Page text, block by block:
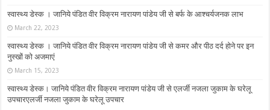
स्वास्थ्य डेस्क । जानिये पंडित वीर विक्रम नारायण पांडेय जी से बर्फ के आश्चर्यजनक लाभ
March 22, 2023
स्वास्थ्य डेस्क । जानिये पंडित वीर विक्रम नारायण पांडेय जी से कमर और पीठ दर्द होने पर इन
नुस्‍खों को अजमाएं
March 15, 2023
स्वास्थ्य डेस्क। जानिये पंडित वीर विक्रम नारायण पांडेय जी से एलर्जी नजला जुकाम के घरेलू
उपचारएलर्जी नजला जुकाम के घरेलू उपचार